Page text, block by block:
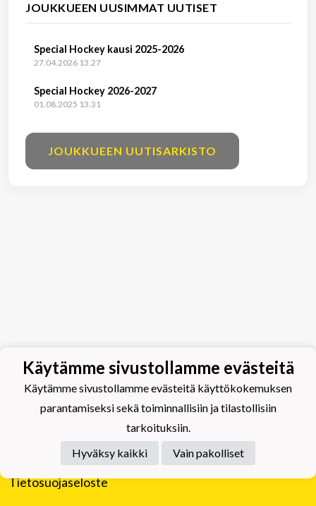
JOUKKUEEN UUSIMMAT UUTISET
Special Hockey kausi 2025-2026
27.04.2026 13.27
Special Hockey 2026-2027
01.08.2025 13.31
JOUKKUEEN UUTISARKISTO
Tietosuojaseloste
Käytämme sivustollamme evästeitä
Käytämme sivustollamme evästeitä käyttökokemuksen
parantamiseksi sekä toiminnallisiin ja tilastollisiin
tarkoituksiin.
Hyväksy kaikki
Vain pakolliset